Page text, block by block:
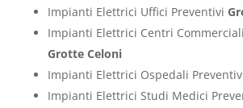
Impianti Elettrici Uffici Preventivi
Impianti Elettrici Centri
Grotte Celoni
Impianti Elettrici Ospedali
Impianti Elettrici Studi Medici